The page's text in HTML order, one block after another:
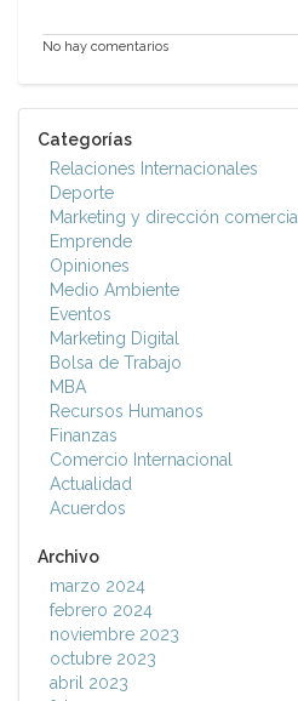
No hay comentarios
Categorías
Relaciones Internacionales
Deporte
Marketing y dirección comercial
Emprende
Opiniones
Medio Ambiente
Eventos
Marketing Digital
Bolsa de Trabajo
MBA
Recursos Humanos
Finanzas
Comercio Internacional
Actualidad
Acuerdos
Archivo
marzo 2024
febrero 2024
noviembre 2023
octubre 2023
abril 2023